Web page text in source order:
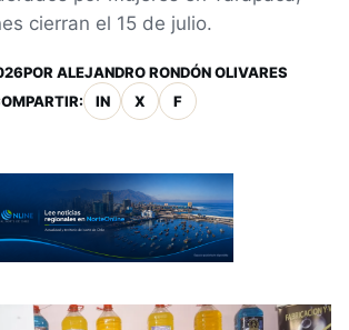
cierran el 15 de julio.
POR ALEJANDRO RONDÓN OLIVARES
IN X F